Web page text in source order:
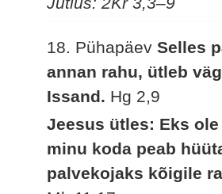
18. PühapäevSelles
annan rahu, ütleb
Issand. Hg 2,9
Jeesus ütles: Eks
minu koda peab
palvekojaks kõigile